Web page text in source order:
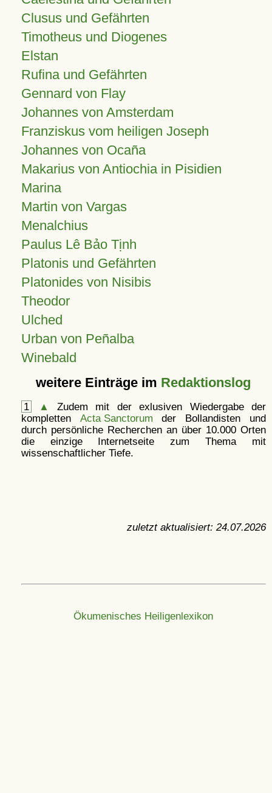
Clusus und Gefährten
Timotheus und Diogenes
Elstan
Rufina und Gefährten
Gennard von Flay
Johannes von Amsterdam
Franziskus vom heiligen Joseph
Johannes von Ocaña
Makarius von Antiochia in Pisidien
Marina
Martin von Vargas
Menalchius
Paulus Lê Bảo Tịnh
Platonis und Gefährten
Platonides von Nisibis
Theodor
Ulched
Urban von Peñalba
Winebald
weitere Einträge im Redaktionslog
1 ▲
Zudem mit der exlusiven Wiedergabe der
kompletten Acta Sanctorum der Bollandisten und
durch persönliche Recherchen an über 10.000 Orten
die einzige Internetseite zum Thema mit
wissenschaftlicher Tiefe.
zuletzt aktualisiert: 24.07.2026
Ökumenisches Heiligenlexikon